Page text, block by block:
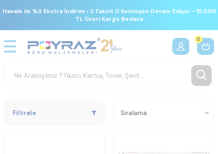
Havale ile %3 Ekstra İndirim • 2 Taksit 0 Komisyon Devam Ediyor • 15.000
TL Üzeri Kargo Bedava
0
Filtrele